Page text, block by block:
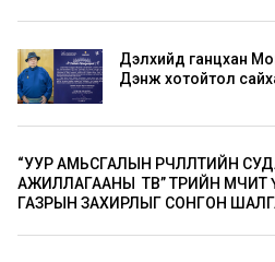
Дэлхийд ганцхан
Дэнж хотойтол
“УУР АМЬСГАЛЫН ӨӨРЧЛӨЛТИЙН
АЖИЛЛАГААНЫ ТӨВ” ТӨРИЙН
ГАЗРЫН ЗАХИРЛЫГ СОНГОН